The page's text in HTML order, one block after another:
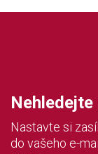
Nastavte si
do vašeho e-